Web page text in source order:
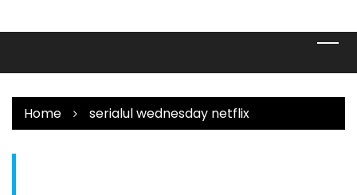
Home serialul wednesday netflix